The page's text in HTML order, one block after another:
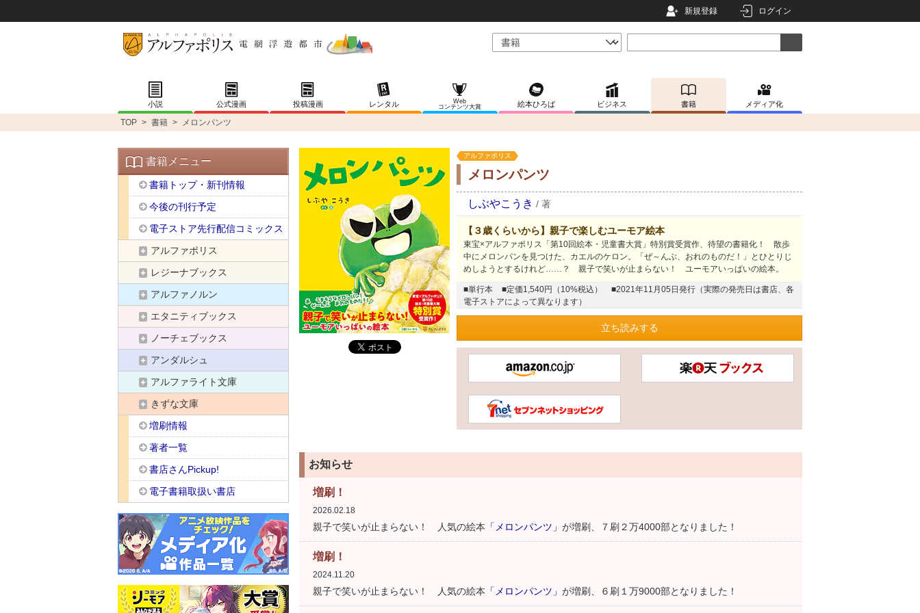
新規登録 ログイン
小説 公式漫画 投稿漫画 レンタル
Web
コンテンツ大賞
絵本ひろば ビジネス 書籍 メディア化
TOP > 書籍 > メロンパンツ
アルファポリス
メロンパンツ
しぶやこうき / 著
【３歳くらいから】親子で楽しむユーモア絵本
東宝×アルファポリス「第10回絵本・児童書大賞」特別賞受賞作、待望の書籍化！ 散歩
中にメロンパンを見つけた、カエルのケロン。「ぜ～んぶ、おれのものだ！」とひとりじ
めしようとするけれど……？ 親子で笑いが止まらない！ ユーモアいっぱいの絵本。
■単行本 ■定価1,540円（10%税込）
■2021年11月05日発行（実際の発売日は書店、各
電子ストアによって異なります）
立ち読みする
お知らせ
増刷！
2026.02.18
親子で笑いが止まらない！ 人気の絵本 「メロンパンツ」 が増刷、７刷２万4000部となりました！
増刷！
2024.11.20
親子で笑いが止まらない！ 人気の絵本 「メロンパンツ」 が増刷、６刷１万9000部となりました！
書籍メニュー
書籍トップ・新刊情報
今後の刊行予定
電子ストア先行配信コミックス
アルファポリス
レジーナブックス
アルファノルン
エタニティブックス
ノーチェブックス
アンダルシュ
アルファライト文庫
きずな文庫
増刷情報
著者一覧
書店さんPickup!
電子書籍取扱い書店